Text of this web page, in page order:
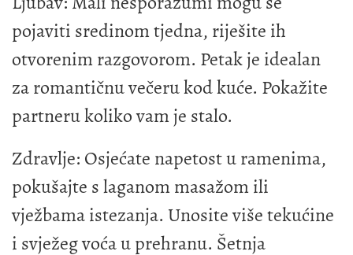
pojaviti sredinom tjedna, riješite ih
otvorenim razgovorom. Petak je idealan
za romantičnu večeru kod kuće. Pokažite
partneru koliko vam je stalo.
Zdravlje: Osjećate napetost u ramenima,
pokušajte s laganom masažom ili
vježbama istezanja. Unosite više tekućine
i svježeg voća u prehranu. Šetnja